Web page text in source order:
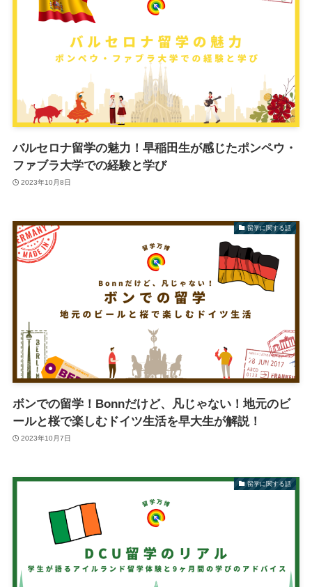
バルセロナ留学の魅力！早稲田生が感じたポンペウ・
ファブラ大学での経験と学び
2023年10月8日
留学に関する話
ボンでの留学！Bonnだけど、凡じゃない！地元のビ
ールと桜で楽しむドイツ生活を早大生が解説！
2023年10月7日
留学に関する話